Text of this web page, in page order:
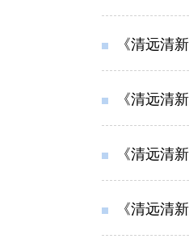
《清远清
《清远清
《清远清
《清远清